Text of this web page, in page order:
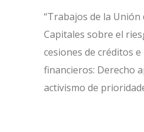
“Trabajos de la Unión
Capitales sobre el
cesiones de créditos
financieros: Derecho
activismo de